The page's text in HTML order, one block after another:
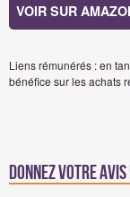
VOIR SUR
Liens rémunérés : en
bénéfice sur les achats
Donnez votre avis